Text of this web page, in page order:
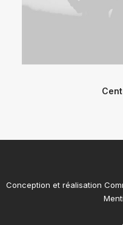
Conception et réalisation